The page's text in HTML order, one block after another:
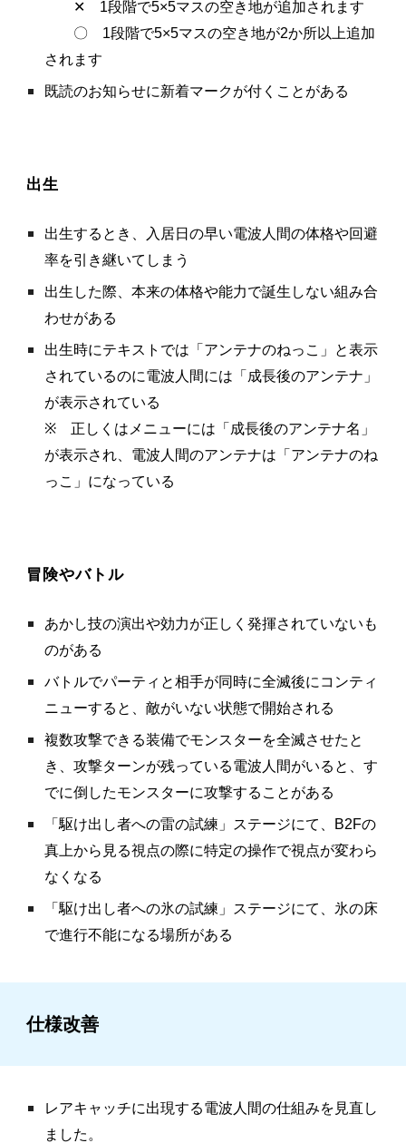
✕ 1段階で5×5マスの空き地が追加されます
〇 1段階で5×5マスの空き地が2か所以上追加
されます
既読のお知らせに新着マークが付くことがある
出生
出生するとき、入居日の早い電波人間の体格や回避
率を引き継いてしまう
出生した際、本来の体格や能力で誕生しない組み合
わせがある
出生時にテキストでは「アンテナのねっこ」と表示
されているのに電波人間には「成長後のアンテナ」
が表示されている
※ 正しくはメニューには「成長後のアンテナ名」
が表示され、電波人間のアンテナは「アンテナのね
っこ」になっている
冒険やバトル
あかし技の演出や効力が正しく発揮されていないも
のがある
バトルでパーティと相手が同時に全滅後にコンティ
ニューすると、敵がいない状態で開始される
複数攻撃できる装備でモンスターを全滅させたと
き、攻撃ターンが残っている電波人間がいると、す
でに倒したモンスターに攻撃することがある
「駆け出し者への雷の試練」 ステージにて
、B2Fの
真上から見る視点の際に特定の操作で視点が変わら
なくなる
「駆け出し者への氷の試練」 ステージにて、氷の床
で進行不能になる場所がある
仕様改善
レアキャッチに出現する電波人間の仕組みを見直し
ました。